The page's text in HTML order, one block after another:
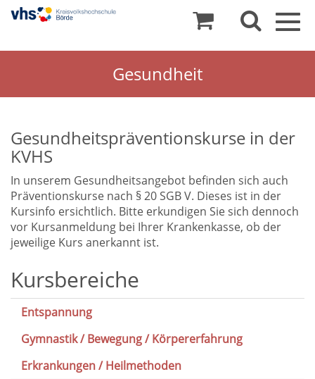
Gesundheit
Gesundheitspräventionskurse in der
KVHS
In unserem Gesundheitsangebot befinden sich auch
Präventionskurse nach § 20 SGB V. Dieses ist in der
Kursinfo ersichtlich. Bitte erkundigen Sie sich dennoch
vor Kursanmeldung bei Ihrer Krankenkasse, ob der
jeweilige Kurs anerkannt ist.
Gesundheit
Kursbereiche
Entspannung
Gymnastik / Bewegung / Körpererfahrung
Erkrankungen / Heilmethoden